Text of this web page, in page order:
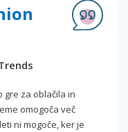
gre za oblačila in
omogoča več
ni mogoče, ker je